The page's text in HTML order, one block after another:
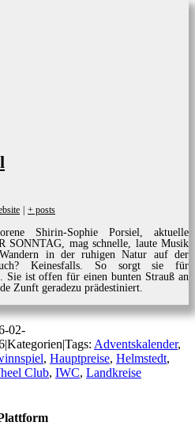
+ posts
Shirin-Sophie Porsiel, aktuelle
SONNTAG, mag schnelle, laute Musik
in der ruhigen Natur auf der
Keinesfalls. So sorgt sie für
Sie ist offen für einen bunten Strauß an
Zunft geradezu prädestiniert.
02-
|Kategorien|Tags: Adventskalender,
, Hauptpreise, Helmstedt,
Club, IWC, Landkreise